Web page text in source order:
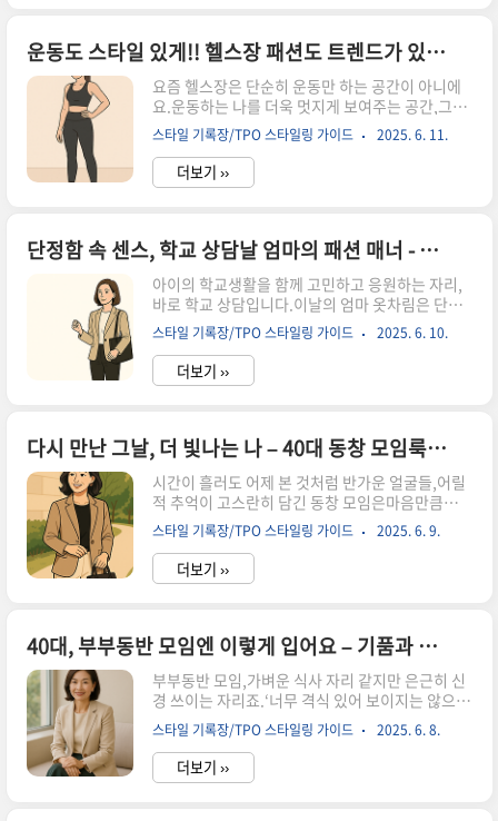
까?인상과 분위기를 살리는 헤어스타일 포인트40
대 여성에게 어울리는 추천 스타일 5가지얼굴형별
어울리는 커트 & 펌 제안관리까지 쉬운 스타일링
팁나만의 스타일을 찾는 한 끗 차이 – 마무리 조언
40대, 왜 헤어스타일이 더 중요할까?40대는 외적
인 변화와 내적인 성숙이 함께 찾아오는 시기입니
다.피부 탄력은 조금씩 줄어들..
운동도 스타일 있게!! 헬스장 패션도 트렌드가 있다 – 기능과 멋을 모두 잡는 운동복 코디법
요즘 헬스장은 단순히 운동만 하는 공간이 아니에
요.운동하는 나를 더욱 멋지게 보여주는 공간,그리
고 자기관리를 ‘스타일’로 표현하는 무대가 되었습
니다.아무렇게나 입고 나가긴 찜찜하고,그렇다고
불편한 옷을 입으면 집중도 안 되는 운동 시간.그래
서 오늘은,💪 움직임은 자유롭고💃 스타일은 살아
펴보실까요? 왜 헬스장 패션도 중요할까?운동복
고를 때 꼭 봐야 할 기능성 포인트체형별 추천 헬스
장 코디 팁컬러 매치 & 스타일링 팁 – 땀나도 예쁜
운동룩운동할 때 피해야 할 의상 실수센스 있는 마
무리 – 꾸안꾸 운동룩의 완성 왜 헬스장 패션도 중
요할까?헬스장에서 입는 옷은 단순히 ‘운동할 때
불편하지 않기 위해서’만..
스타일 기록장/TPO 스타일링 가이드 2025. 6. 11.
더보기 ››
단정함 속 센스, 학교 상담날 엄마의 패션 매너 - 신뢰감 있는 엄마의 옷차림, 학교 상담에 딱 맞는 코디법
아이의 학교생활을 함께 고민하고 응원하는 자리,
바로 학교 상담입니다.이날의 엄마 옷차림은 단순
한 외모가 아닌,아이와 부모가 함께 만들어가는 신
뢰의 첫걸음이 될 수 있어요.너무 꾸미지 않으면서
도 정돈된 인상,편안하면서도 품위 있는 스타일은
교사에게도, 아이에게도 좋은 인상을 남길 수 있답
적인 패션 팁을 소개해드릴게요. 학교 상담, 왜 옷
차림이 중요할까?신뢰감을 주는 스타일의 키포인
트상황에 맞는 추천 코디 예시피해야 할 스타일 실
수마무리 – 센스 있는 엄마의 한 끗 차이 학교 상담,
왜 옷차림이 중요할까?학교 상담에서 옷차림이 중
요한 이유는 단순히 ‘겉모습’을 위한 것이 아닙니
다.엄마의 스타일은 교사에게 첫..
스타일 기록장/TPO 스타일링 가이드 2025. 6. 10.
더보기 ››
다시 만난 그날, 더 빛나는 나 – 40대 동창 모임룩 가이드 / 세월은 흘러도 멋은 그대로
시간이 흘러도 어제 본 것처럼 반가운 얼굴들,어릴
적 추억이 고스란히 담긴 동창 모임은마음만큼이나
스타일에도 신경이 쓰이기 마련이죠.“너 요즘 더
예뻐졌다!”는 말 한마디가 듣고 싶은 날,가장 나답
고, 가장 세련된 모습으로 나설 준비 되셨나요?이
번 글에서는40대 여성이라면 누구나 공감할 ‘동창
의 지금을 보여줄 시간입니다. 왜 동창 모임 패션이
중요할까?40대, 어떤 스타일이 자연스럽고 멋스러
울까?상황별 추천 코디 (카페, 식사, 소규모 모임)
작지만 강한 스타일링 팁 (액세서리, 메이크업, 헤
어)마무리 – 나답게, 편안하게 빛나는 순간 왜 동창
모임 패션이 중요할까?동창 모임은 단순한 만남이
아니에요.어릴 ..
스타일 기록장/TPO 스타일링 가이드 2025. 6. 9.
더보기 ››
40대, 부부동반 모임엔 이렇게 입어요 – 기품과 편안함을 동시에 / 격식은 살리고, 내 스타일은 지키는 부부모임룩 추천
부부동반 모임,가벼운 식사 자리 같지만 은근히 신
경 쓰이는 자리죠.‘너무 격식 있어 보이지는 않으면
서도’,‘편안하지만 센스 있어 보이는’ 그 미묘한 선
을 지키는 것이 포인트입니다.특히 40대 이후에는
자연스러운 품위와 나만의 스타일을 함께 담은 옷
차림이 더 큰 인상을 남기죠.이번 글에서는 부부모
스타일 기록장/TPO 스타일링 가이드 2025. 6. 8.
더보기 ››